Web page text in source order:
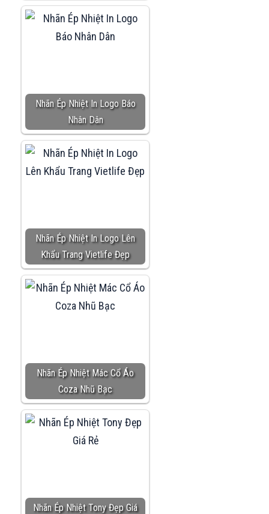
Nhãn Ép Nhiệt In Logo Báo
Nhân Dân
Nhãn Ép Nhiệt In Logo Lên
Khẩu Trang Vietlife Đẹp
Nhãn Ép Nhiệt Mác Cổ Áo
Coza Nhũ Bạc
Nhãn Ép Nhiệt Tony Đẹp Giá